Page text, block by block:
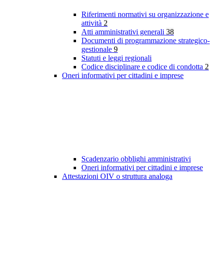
Riferimenti normativi su organizzazione e
attività 2
Atti amministrativi generali 38
Documenti di programmazione strategico-
gestionale 9
Statuti e leggi regionali
Codice disciplinare e codice di condotta 2
Oneri informativi per cittadini e imprese
Scadenzario obblighi amministrativi
Oneri informativi per cittadini e imprese
Attestazioni OIV o struttura analoga